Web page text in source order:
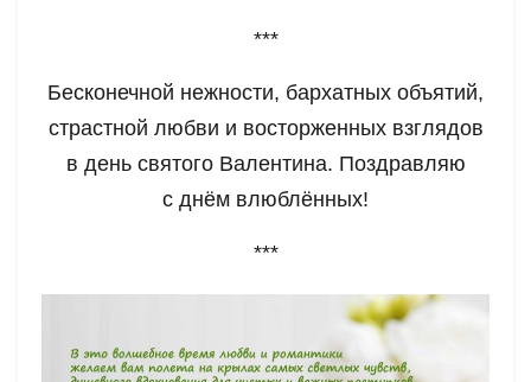
***
Бесконечной нежности, бархатных объятий,
страстной любви и восторженных взглядов
в день святого Валентина. Поздравляю
с днём влюблённых!
***